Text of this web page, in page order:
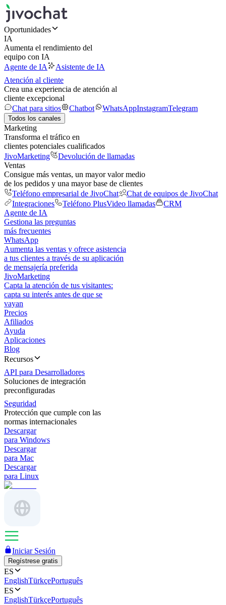
Oportunidades
IA
Aumenta el rendimiento del
equipo con IA
Agente de IA
Asistente de IA
Atención al cliente
Crea una experiencia de atención al
cliente excepcional
Chat para sitios
Chatbot WhatsAppInstagramTelegram
Todos los canales
Marketing
Transforma el tráfico en
clientes potenciales cualificados
JivoMarketing
Devolución de llamadas
Ventas
Consigue más ventas, un mayor valor medio
de los pedidos y una mayor base de clientes
Teléfono empresarial de JivoChat
Chat de equipos de JivoChat
Integraciones
Teléfono PlusVideo llamadas
CRM
Agente de IA
Gestiona las preguntas
más frecuentes
WhatsApp
Aumenta las ventas y ofrece asistencia
a tus clientes a través de su aplicación
de mensajería preferida
JivoMarketing
Capta la atención de tus visitantes:
capta su interés antes de que se
vayan
Precios
Afiliados
Ayuda
Aplicaciones
Blog
Recursos
API para Desarrolladores
Soluciones de integración
preconfiguradas
Seguridad
Protección que cumple con las
normas internacionales
Descargar
para Windows
Descargar
para Mac
Descargar
para Linux
Iniciar Sesión
Regístrese gratis
ES
EnglishTürkçePortuguês
ES
EnglishTürkçePortuguês